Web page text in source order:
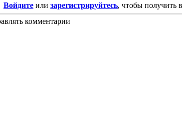
Войдите или зарегистрируйтесь, чтобы получить
комментарии